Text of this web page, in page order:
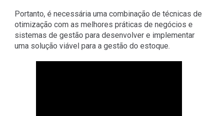
Portanto, é necessária uma combinação de técnicas de
otimização com as melhores práticas de negócios e
sistemas de gestão para desenvolver e implementar
uma solução viável para a gestão do estoque.